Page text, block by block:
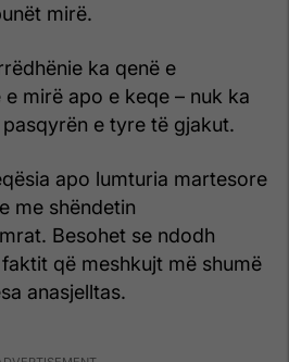
mirë.
ka qenë e
mirë apo e keqe – nuk ka
e tyre të gjakut.
apo lumturia martesore
me shëndetin
Besohet se ndodh
që meshkujt më shumë
anasjelltas.